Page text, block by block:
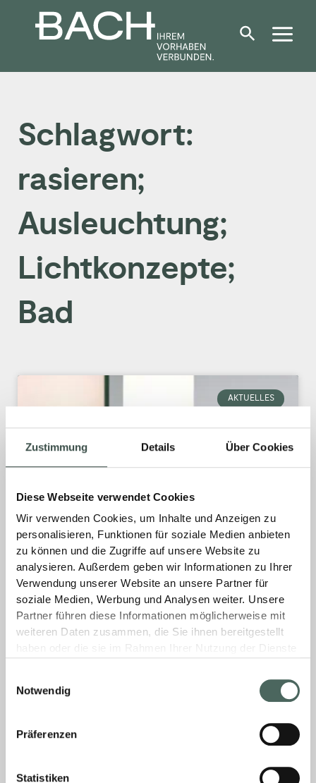
Zustimmung Details Über Cookies
Diese Webseite verwendet Cookies
Wir verwenden Cookies, um Inhalte und Anzeigen zu
personalisieren, Funktionen für soziale Medien anbieten
zu können und die Zugriffe auf unsere Website zu
analysieren. Außerdem geben wir Informationen zu Ihrer
Verwendung unserer Website an unsere Partner für
soziale Medien, Werbung und Analysen weiter. Unsere
Partner führen diese Informationen möglicherweise mit
weiteren Daten zusammen, die Sie ihnen bereitgestellt
haben oder die sie im Rahmen Ihrer Nutzung der Dienste
Notwendig
Präferenzen
Statistiken
Schlagwort:
rasieren;
Ausleuchtung;
Lichtkonzepte;
Bad
AKTUELLES
MODERNE BADBELEUCHTUNG &
LED.
Perfektes Licht für jeden Moment im Bad: von
heller, funktionaler Beleuchtung fürs Duschen,
Schminken oder Rasieren bis hin zu sanften
Lichtakzenten. Erfahren Sie mehr über unsere